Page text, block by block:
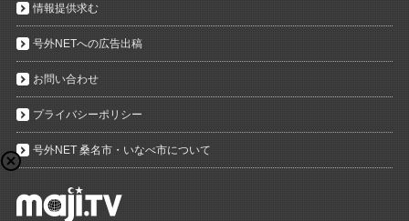
情報提供求む
号外NETへの広告出稿
お問い合わせ
プライバシーポリシー
号外NET 桑名市・いなべ市について